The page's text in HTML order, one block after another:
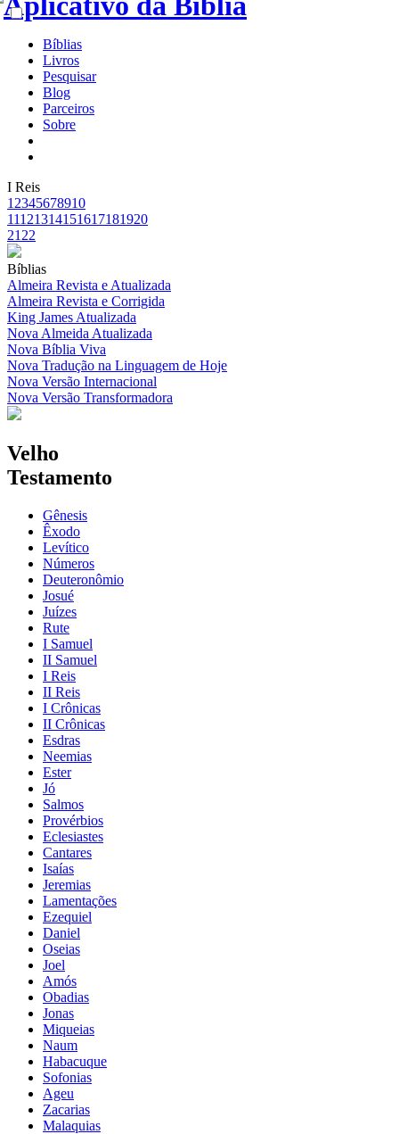
Bíblias
Livros
Pesquisar
Blog
Parceiros
Sobre
I Reis
1 2345678910
11121314151617181920
21 22
Bíblias
Almeira Revista e Atualizada
Almeira Revista e Corrigida
King James Atualizada
Nova Almeida Atualizada
Nova Bíblia Viva
Nova Tradução na Linguagem de Hoje
Nova Versão Internacional
Nova Versão Transformadora
Velho
Testamento
Gênesis
Êxodo
Levítico
Números
Deuteronômio
Josué
Juízes
Rute
I Samuel
II Samuel
I Reis
II Reis
I Crônicas
II Crônicas
Esdras
Neemias
Ester
Jó
Salmos
Provérbios
Eclesiastes
Cantares
Isaías
Jeremias
Lamentações
Ezequiel
Daniel
Oseias
Joel
Amós
Obadias
Jonas
Miqueias
Naum
Habacuque
Sofonias
Ageu
Zacarias
Malaquias